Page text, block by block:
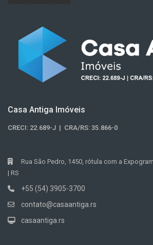
Casa Antiga Imóveis
CRECI: 22.689-J | CRA/RS: 35.866-0
Rua São Pedro, 1450, rótula com a
| RS
+55 (54) 3905-3700
contato@casaantiga.rs
casaantiga.rs